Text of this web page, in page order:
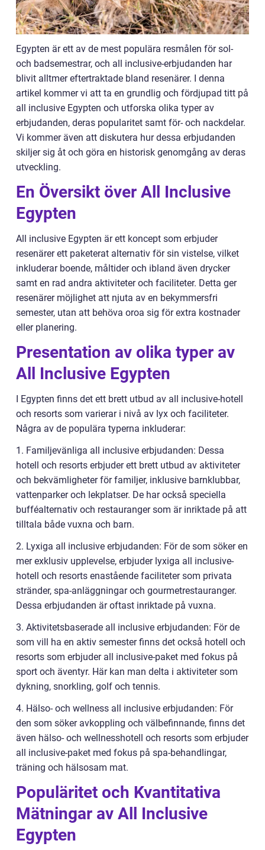
Egypten är ett av de mest populära resmålen för sol-
och badsemestrar, och all inclusive-erbjudanden har
blivit alltmer eftertraktade bland resenärer. I denna
artikel kommer vi att ta en grundlig och fördjupad titt på
all inclusive Egypten och utforska olika typer av
erbjudanden, deras popularitet samt för- och nackdelar.
Vi kommer även att diskutera hur dessa erbjudanden
skiljer sig åt och göra en historisk genomgång av deras
utveckling.
En Översikt över All Inclusive
Egypten
All inclusive Egypten är ett koncept som erbjuder
resenärer ett paketerat alternativ för sin vistelse, vilket
inkluderar boende, måltider och ibland även drycker
samt en rad andra aktiviteter och faciliteter. Detta ger
resenärer möjlighet att njuta av en bekymmersfri
semester, utan att behöva oroa sig för extra kostnader
eller planering.
Presentation av olika typer av
All Inclusive Egypten
I Egypten finns det ett brett utbud av all inclusive-hotell
och resorts som varierar i nivå av lyx och faciliteter.
Några av de populära typerna inkluderar:
1. Familjevänliga all inclusive erbjudanden: Dessa
hotell och resorts erbjuder ett brett utbud av aktiviteter
och bekvämligheter för familjer, inklusive barnklubbar,
vattenparker och lekplatser. De har också speciella
bufféalternativ och restauranger som är inriktade på att
tilltala både vuxna och barn.
2. Lyxiga all inclusive erbjudanden: För de som söker en
mer exklusiv upplevelse, erbjuder lyxiga all inclusive-
hotell och resorts enastående faciliteter som privata
stränder, spa-anläggningar och gourmetrestauranger.
Dessa erbjudanden är oftast inriktade på vuxna.
3. Aktivitetsbaserade all inclusive erbjudanden: För de
som vill ha en aktiv semester finns det också hotell och
resorts som erbjuder all inclusive-paket med fokus på
sport och äventyr. Här kan man delta i aktiviteter som
dykning, snorkling, golf och tennis.
4. Hälso- och wellness all inclusive erbjudanden: För
den som söker avkoppling och välbefinnande, finns det
även hälso- och wellnesshotell och resorts som erbjuder
all inclusive-paket med fokus på spa-behandlingar,
träning och hälsosam mat.
Populäritet och Kvantitativa
Mätningar av All Inclusive
Egypten